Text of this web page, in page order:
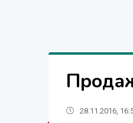
28.11.2016,